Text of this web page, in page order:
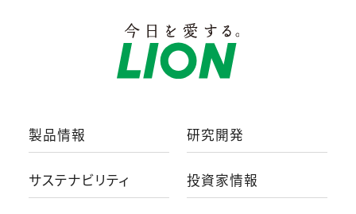
製品情報 研究開発
サステナビリティ 投資家情報